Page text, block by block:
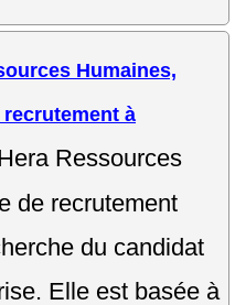
Humaines,
à
Ressources
de recrutement
du candidat
Elle est basée à